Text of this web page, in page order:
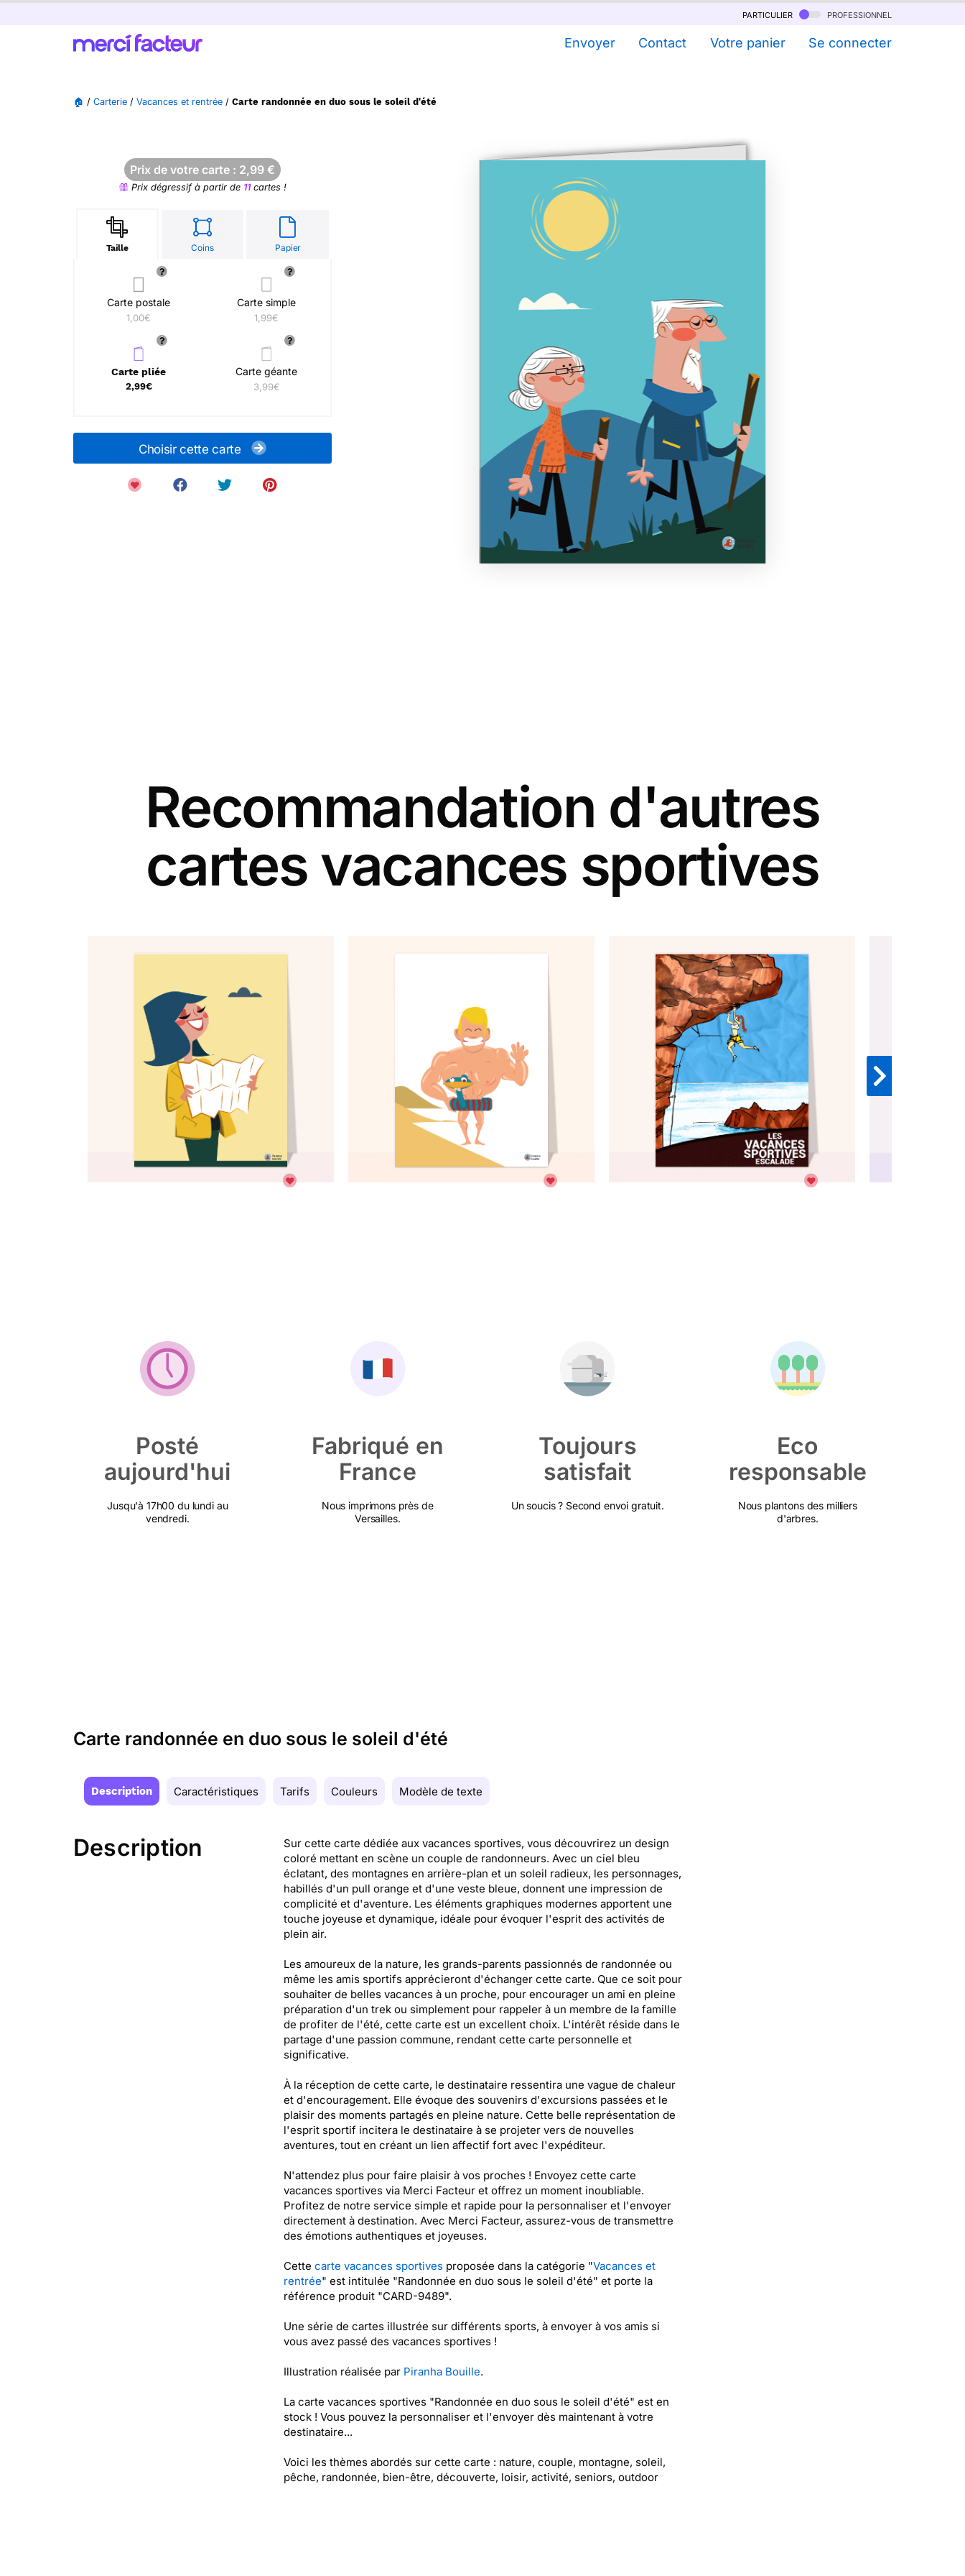
particulier professionnel
Envoyer Contact Votre panier Se connecter
🏠 / Carterie / Vacances et rentrée / Carte randonnée en duo sous le soleil d'été
Prix de votre carte : 2,99 €
Prix dégressif à partir de 11cartes !
Taille Coins Papier
Carte postale
1,00€
Carte simple
1,99€
Carte pliée
2,99€
Carte géante
3,99€
Choisir cette carte
Recommandation d'autres
cartes vacances sportives
Posté
aujourd'hui
Jusqu'à 17h00 du lundi au
vendredi.
Fabriqué en
France
Nous imprimons près de
Versailles.
Toujours
satisfait
Un soucis ? Second envoi gratuit.
Eco
responsable
Nous plantons des milliers
d'arbres.
Carte randonnée en duo sous le soleil d'été
Description Caractéristiques Tarifs Couleurs Modèle de texte
Description
Sur cette carte dédiée aux vacances sportives, vous découvrirez un design
coloré mettant en scène un couple de randonneurs. Avec un ciel bleu
éclatant, des montagnes en arrière-plan et un soleil radieux, les personnages,
habillés d'un pull orange et d'une veste bleue, donnent une impression de
complicité et d'aventure. Les éléments graphiques modernes apportent une
touche joyeuse et dynamique, idéale pour évoquer l'esprit des activités de
plein air.
Les amoureux de la nature, les grands-parents passionnés de randonnée ou
même les amis sportifs apprécieront d'échanger cette carte. Que ce soit pour
souhaiter de belles vacances à un proche, pour encourager un ami en pleine
préparation d'un trek ou simplement pour rappeler à un membre de la famille
de profiter de l'été, cette carte est un excellent choix. L'intérêt réside dans le
partage d'une passion commune, rendant cette carte personnelle et
significative.
À la réception de cette carte, le destinataire ressentira une vague de chaleur
et d'encouragement. Elle évoque des souvenirs d'excursions passées et le
plaisir des moments partagés en pleine nature. Cette belle représentation de
l'esprit sportif incitera le destinataire à se projeter vers de nouvelles
aventures, tout en créant un lien affectif fort avec l'expéditeur.
N'attendez plus pour faire plaisir à vos proches ! Envoyez cette carte
vacances sportives via Merci Facteur et offrez un moment inoubliable.
Profitez de notre service simple et rapide pour la personnaliser et l'envoyer
directement à destination. Avec Merci Facteur, assurez-vous de transmettre
des émotions authentiques et joyeuses.
Cette carte vacances sportivesproposée dans la catégorie "Vacances et
rentrée" est intitulée "Randonnée en duo sous le soleil d'été" et porte la
référence produit "CARD-9489".
Une série de cartes illustrée sur différents sports, à envoyer à vos amis si
vous avez passé des vacances sportives !
Illustration réalisée par Piranha Bouille.
La carte vacances sportives "Randonnée en duo sous le soleil d'été" est en
stock ! Vous pouvez la personnaliser et l'envoyer dès maintenant à votre
destinataire...
Voici les thèmes abordés sur cette carte : nature, couple, montagne, soleil,
pêche, randonnée, bien-être, découverte, loisir, activité, seniors, outdoor